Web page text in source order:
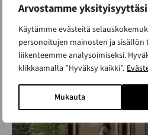
Arvostamme yksityisyyttäsi
Käytämme evästeitä
personoitujen mainosten ja sisällön
liikenteemme analysoimiseksi.
klikkaamalla ”Hyväksy kaikki”.
Mukauta
Aava
ALK. 8
Kerrosala